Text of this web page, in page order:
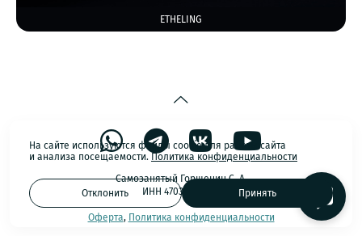
ETHELING
Самозанятый Горшенин С. А.
ИНН 470311921634
Оферта, Политика конфиденциальности
На сайте используются файлы cookie для работы сайта
и анализа посещаемости. Политика конфиденциальности
Отклонить Принять